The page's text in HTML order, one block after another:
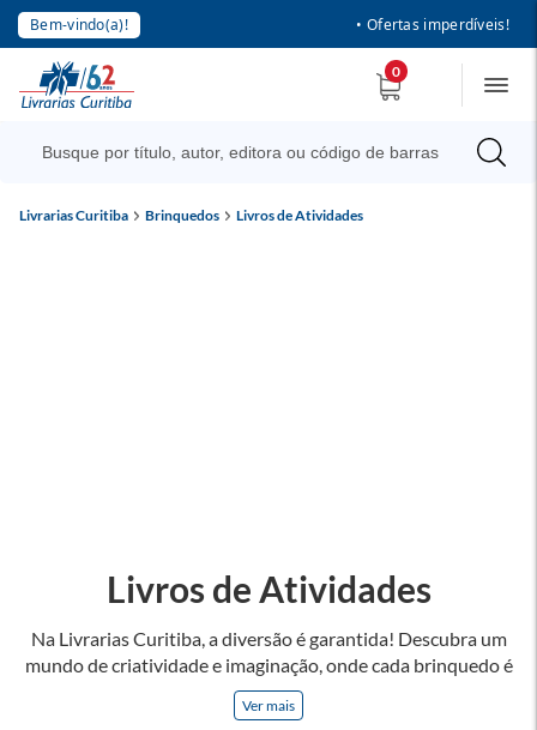
Bem-vindo(a)! • Ofertas imperdíveis!
0
Livrarias Curitiba Brinquedos Livros de Atividades
Na Livrarias Curitiba, a diversão é garantida! Descubra um
mundo de criatividade e imaginação, onde cada brinquedo é
uma porta para aventuras e aprendizados, que estimulam o
raciocínio, coordenação motora e a sociabilidade. Brincar
Ver mais
Livros de Atividades